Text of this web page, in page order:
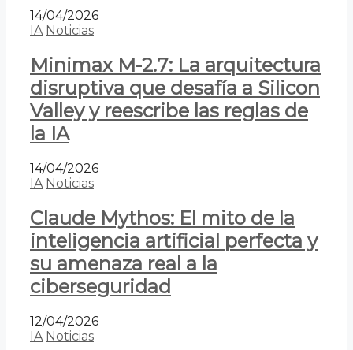
14/04/2026
IA Noticias
Minimax M-2.7: La arquitectura
disruptiva que desafía a Silicon
Valley y reescribe las reglas de
la IA
14/04/2026
IA Noticias
Claude Mythos: El mito de la
inteligencia artificial perfecta y
su amenaza real a la
ciberseguridad
12/04/2026
IA Noticias